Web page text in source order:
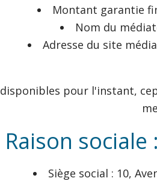
Montant garantie
Nom du
Adresse du site
pour l'instant,
Raison sociale
Siège social : 10,